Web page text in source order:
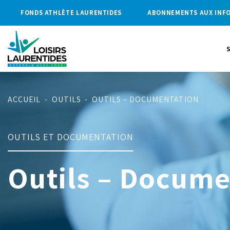
FONDS ATHLÈTE LAURENTIDES ABONNEMENTS AUX
ACCUEIL - OUTILS - OUTILS – DOCUMENTATION
OUTILS ET DOCUMENTATION
Outils –